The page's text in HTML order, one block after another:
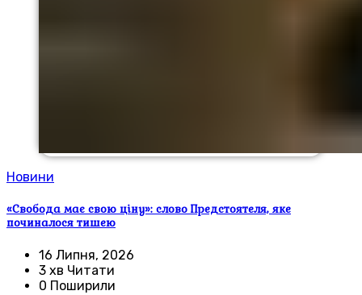
Новини
«Свобода має свою ціну»: слово Предстоятеля, яке
починалося тишею
16 Липня, 2026
3 хв Читати
0 Поширили